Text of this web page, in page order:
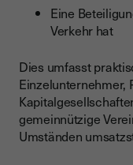
Eine
Verkehr hat
Dies umfasst
Einzelunternehmer,
gemeinnützige
Umständen